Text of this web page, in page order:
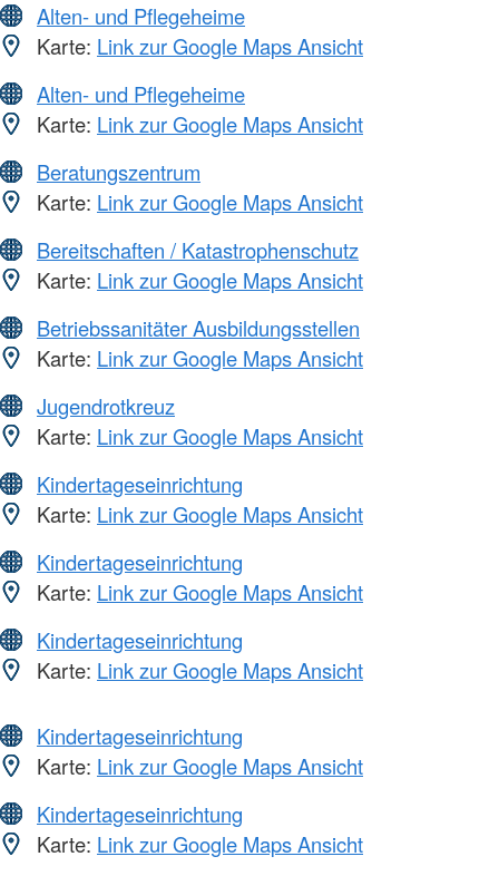
Alten- und Pflegeheime
Karte: Link zur Google Maps Ansicht
Alten- und Pflegeheime
Karte: Link zur Google Maps Ansicht
Beratungszentrum
Karte: Link zur Google Maps Ansicht
Bereitschaften / Katastrophenschutz
Karte: Link zur Google Maps Ansicht
Betriebssanitäter Ausbildungsstellen
Karte: Link zur Google Maps Ansicht
Jugendrotkreuz
Karte: Link zur Google Maps Ansicht
Kindertageseinrichtung
Karte: Link zur Google Maps Ansicht
Kindertageseinrichtung
Karte: Link zur Google Maps Ansicht
Kindertageseinrichtung
Karte: Link zur Google Maps Ansicht
Kindertageseinrichtung
Karte: Link zur Google Maps Ansicht
Kindertageseinrichtung
Karte: Link zur Google Maps Ansicht